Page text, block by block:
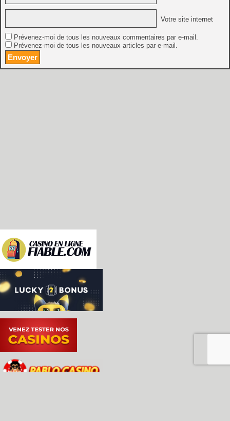
Votre site internet
Prévenez-moi de tous les nouveaux commentaires par e-mail.
Prévenez-moi de tous les nouveaux articles par e-mail.